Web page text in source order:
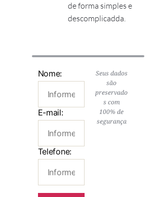
de forma simples e
descomplicadda.
Nome:
E-mail:
Telefone:
Seus dados
são
preservado
s com
100% de
segurança